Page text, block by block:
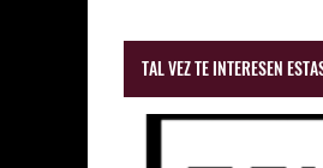
TAL VEZ TE INTERESEN